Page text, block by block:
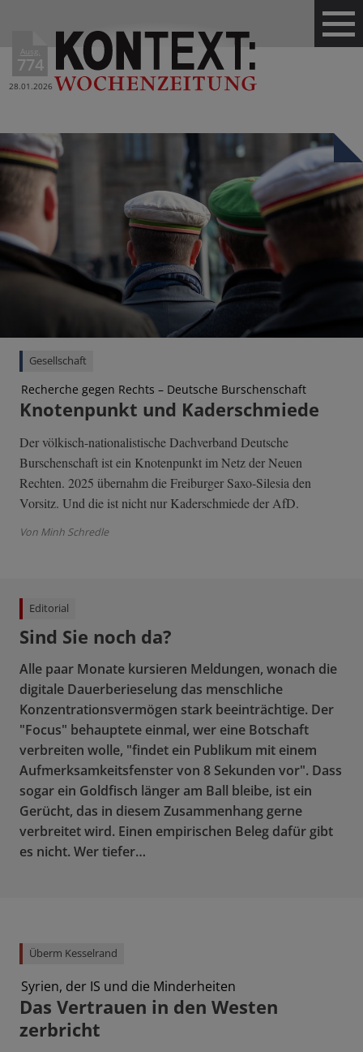
Ausg.
774
28.01.2026
Gesellschaft
Recherche gegen Rechts – Deutsche Burschenschaft
Knotenpunkt und Kaderschmiede
Der völkisch-nationalistische Dachverband Deutsche
Burschenschaft ist ein Knotenpunkt im Netz der Neuen
Rechten. 2025 übernahm die Freiburger Saxo-Silesia den
Vorsitz. Und die ist nicht nur Kaderschmiede der AfD.
Von Minh Schredle
Editorial
Sind Sie noch da?
Alle paar Monate kursieren Meldungen, wonach die
digitale Dauerberieselung das menschliche
Konzentrationsvermögen stark beeinträchtige. Der
"Focus" behauptete einmal, wer eine Botschaft
verbreiten wolle, "findet ein Publikum mit einem
Aufmerksamkeitsfenster von 8 Sekunden vor". Dass
sogar ein Goldfisch länger am Ball bleibe, ist ein
Gerücht, das in diesem Zusammenhang gerne
verbreitet wird. Einen empirischen Beleg dafür gibt
es nicht. Wer tiefer…
Überm Kesselrand
Syrien, der IS und die Minderheiten
Das Vertrauen in den Westen
zerbricht